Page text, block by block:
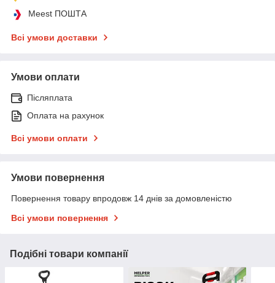
Meest ПОШТА
Всі умови доставки
Умови оплати
Післяплата
Оплата на рахунок
Всі умови оплати
Умови повернення
Повернення товару впродовж 14 днів за домовленістю
Всі умови повернення
Подібні товари компанії